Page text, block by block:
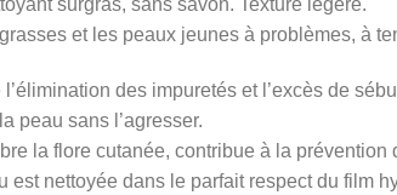
surgras, sans savon. Texture légère.
et les peaux jeunes à problèmes, à
l’élimination des impuretés et l’excès de
peau sans l’agresser.
la flore cutanée, contribue à la
est nettoyée dans le parfait respect du film